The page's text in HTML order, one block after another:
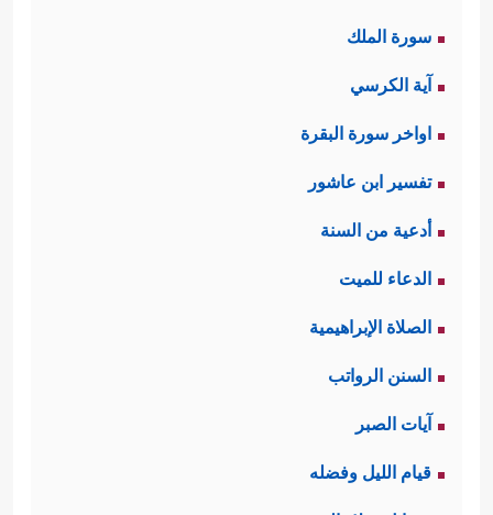
سورة الملك
آية الكرسي
اواخر سورة البقرة
تفسير ابن عاشور
أدعية من السنة
الدعاء للميت
الصلاة الإبراهيمية
السنن الرواتب
آيات الصبر
قيام الليل وفضله